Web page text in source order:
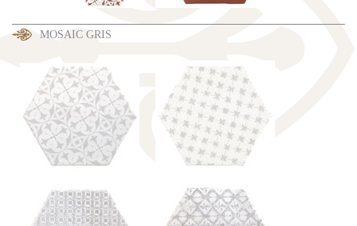
MOSAIC GRIS